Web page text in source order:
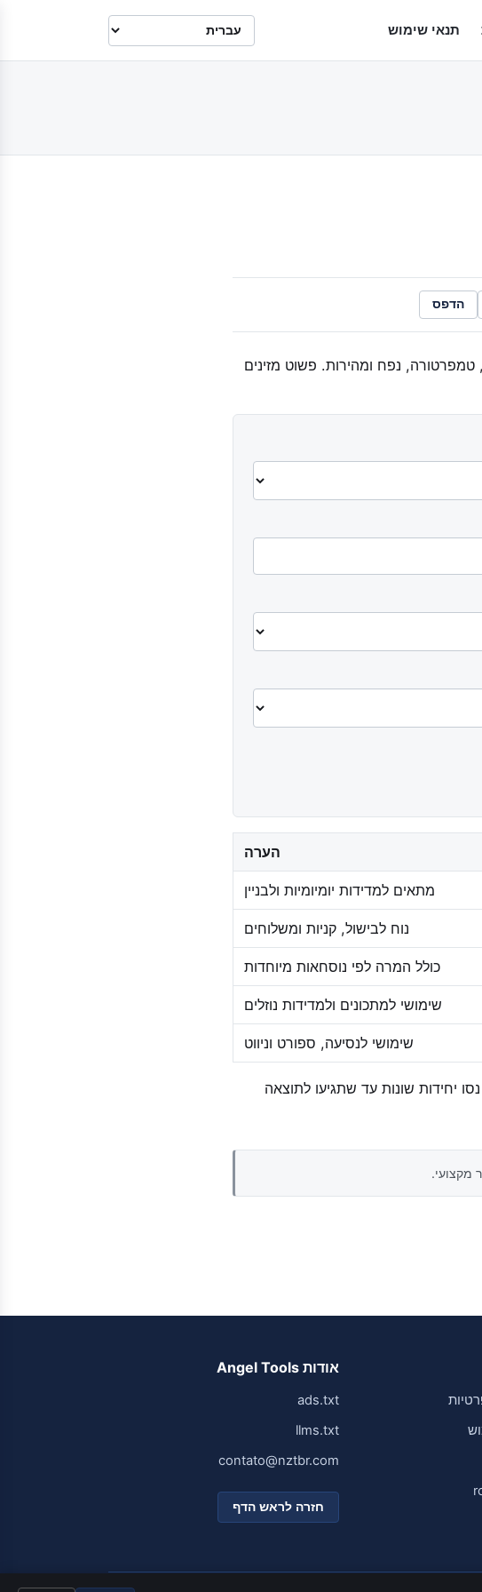
תנאי שימוש
הדפס
נפח ומהירות. פשוט מזינים
הערה
מתאים למדידות יומיומיות ולבניין
נוח לבישול, קניות ומשלוחים
כולל המרה לפי נוסחאות מיוחדות
שימושי למתכונים ולמדידות נוזלים
שימושי לנסיעה, ספורט וניווט
יחידות שונות עד שתגיעו לתוצאה
מקצועי.
אודות Angel Tools
ads.txt
llms.txt
contato@nztbr.com
חזרה לראש הדף